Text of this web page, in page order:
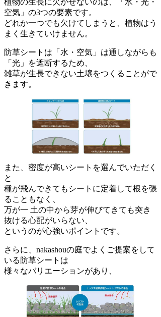
植物の生長に欠かせないのは、「水・光・
空気」の3つの要素です。
どれか一つでも欠けてしまうと、植物はう
まく生きていけません。
防草シートは「水・空気」は通しながらも
「光」を遮断するため、
雑草が生長できない土壌をつくることがで
きます。
また、密度が高いシートを選んでいただく
と
種が飛んできてもシートに定着して根を張
ることもなく、
万が一 土の中から芽が伸びてきても突き
抜ける心配がいらない、
というのが心強いポイントです。
さらに、nakashouの庭でよくご提案をして
いる防草シートは
様々なバリエーションがあり、